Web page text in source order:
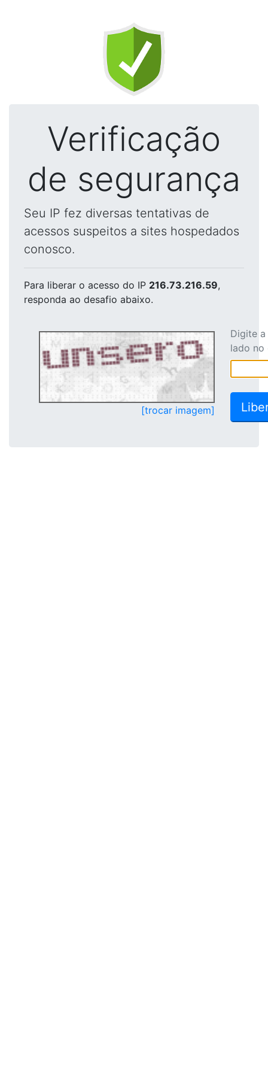
Verificação
de segurança
Seu IP fez diversas tentativas de
acessos suspeitos a sites hospedados
conosco.
Para liberar o acesso do IP 216.73.216.59,
responda ao desafio abaixo.
[trocar imagem]
Digite
lado no